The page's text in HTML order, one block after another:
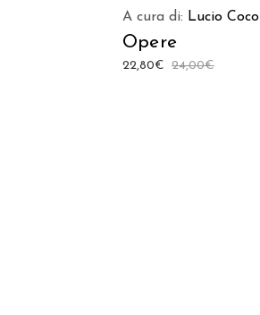
A cura di: Lucio Coco
Opere
24,00€
22,80€